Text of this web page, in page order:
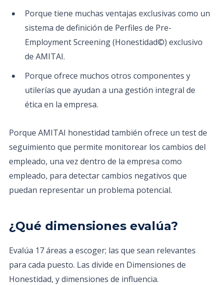
Porque tiene muchas ventajas exclusivas como un
sistema de definición de Perfiles de Pre-
Employment Screening (Honestidad©) exclusivo
de AMITAI.
Porque ofrece muchos otros componentes y
utilerías que ayudan a una gestión integral de
ética en la empresa.
Porque AMITAI honestidad también ofrece un test de
seguimiento que permite monitorear los cambios del
empleado, una vez dentro de la empresa como
empleado, para detectar cambios negativos que
puedan representar un problema potencial.
¿Qué dimensiones evalúa?
Evalúa 17 áreas a escoger; las que sean relevantes
para cada puesto. Las divide en Dimensiones de
Honestidad, y dimensiones de influencia.